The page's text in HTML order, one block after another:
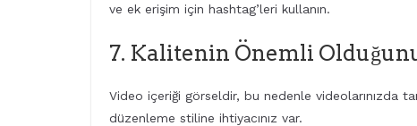
ve ek erişim için hashtag’leri kullanın.
7. Kalitenin Önemli
Video içeriği görseldir, bu nedenle videolarınızda
düzenleme stiline ihtiyacınız var.